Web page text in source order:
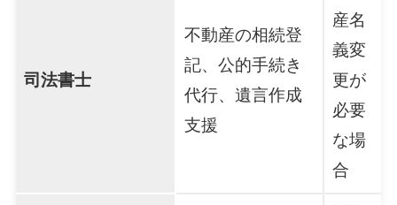
司法書士
不動産の相続登
記、公的手続き
代行、遺言作成
支援
産名
義変
更が
必要
な場
合